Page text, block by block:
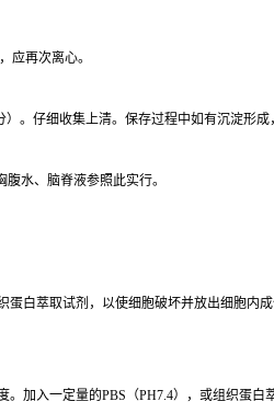
应再次离心。
。仔细收集上清。保存过程中如有沉淀形成
水、脑脊液参照此实行。
白萃取试剂，以使细胞破坏并放出细胞内
加入一定量的PBS（PH7.4），或组织蛋